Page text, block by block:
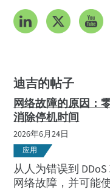
迪吉的帖子
网络故障的原因：
消除停机时间
2026年6月24日
应用
从人为错误到
网络故障，并可能